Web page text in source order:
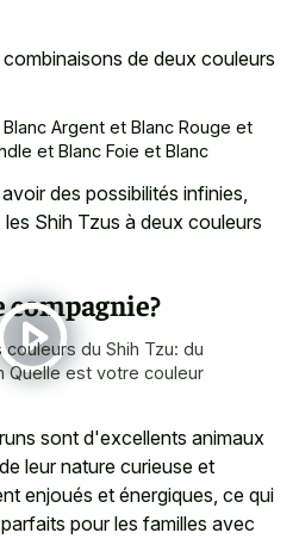
de deux couleurs
Argent et Blanc Rouge et
et Blanc Foie et Blanc
des possibilités infinies,
Shih Tzus à deux couleurs
compagnie?
couleurs du Shih Tzu: du
Quelle est votre couleur
sont d'excellents animaux
leur nature curieuse et
enjoués et énergiques, ce qui
pour les familles avec